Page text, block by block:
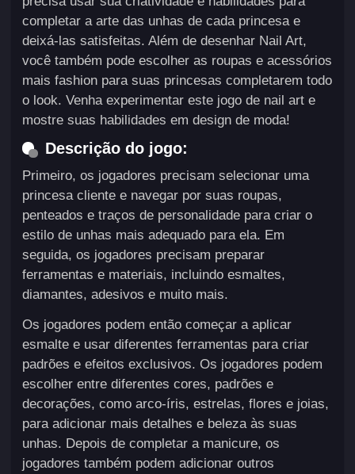
completar a arte das unhas de cada princesa e
deixá-las satisfeitas. Além de desenhar Nail Art,
você também pode escolher as roupas e acessórios
mais fashion para suas princesas completarem todo
o look. Venha experimentar este jogo de nail art e
mostre suas habilidades em design de moda!
Descrição do jogo:
Primeiro, os jogadores precisam selecionar uma
princesa cliente e navegar por suas roupas,
penteados e traços de personalidade para criar o
estilo de unhas mais adequado para ela. Em
seguida, os jogadores precisam preparar
ferramentas e materiais, incluindo esmaltes,
diamantes, adesivos e muito mais.
Os jogadores podem então começar a aplicar
esmalte e usar diferentes ferramentas para criar
padrões e efeitos exclusivos. Os jogadores podem
escolher entre diferentes cores, padrões e
decorações, como arco-íris, estrelas, flores e joias,
para adicionar mais detalhes e beleza às suas
unhas. Depois de completar a manicure, os
jogadores também podem adicionar outros